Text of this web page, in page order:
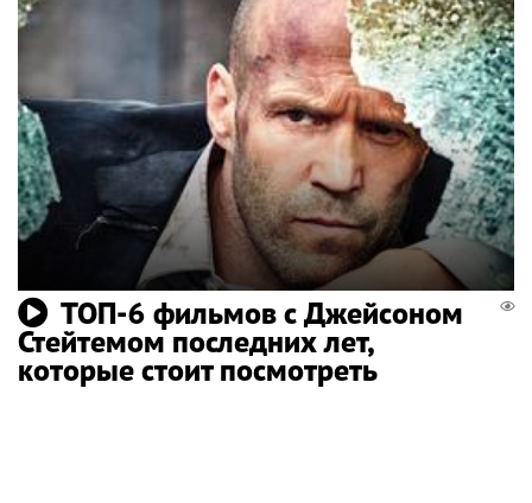
ТОП-6 фильмов с Джейсоном
Стейтемом последних лет,
которые стоит посмотреть